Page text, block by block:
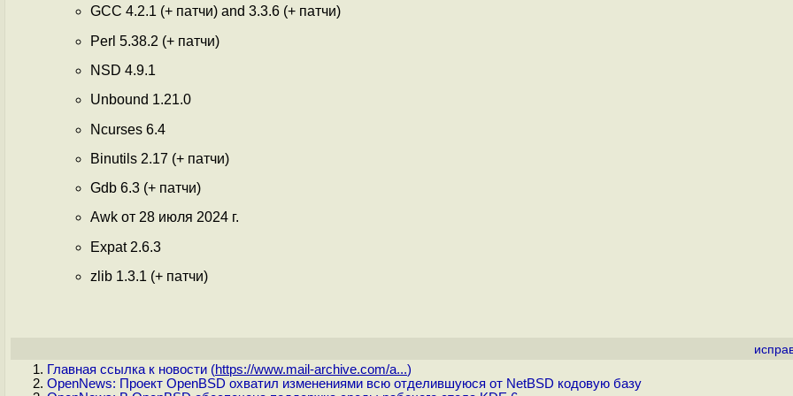
GCC 4.2.1 (+ патчи) and 3.3.6 (+ патчи)
Perl 5.38.2 (+ патчи)
NSD 4.9.1
Unbound 1.21.0
Ncurses 6.4
Binutils 2.17 (+ патчи)
Gdb 6.3 (+ патчи)
Awk от 28 июля 2024 г.
Expat 2.6.3
zlib 1.3.1 (+ патчи)
Главная ссылка к новости (https://www.mail-archive.com/a...)
OpenNews: Проект OpenBSD охватил изменениями всю отделившуюся от NetBSD кодовую базу